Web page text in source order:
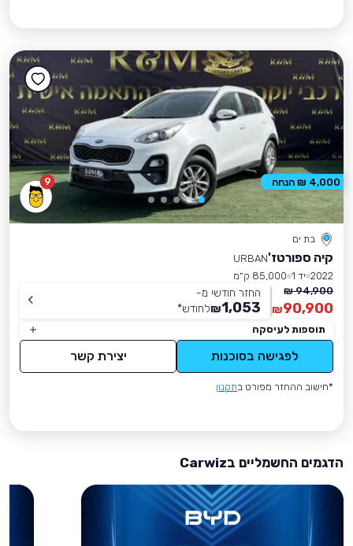
9
בת ים
קיה ספורטז'URBAN
2022 יד 1
85,000 ק״מ
94,900 ₪
90,900
₪
החזר חודשי מ-
1,053
₪לחודש*
תוספות לעיסקה
לפגישה בסוכנות יצירת קשר
*חישוב ההחזר מפורט בתקנון
4,000 ₪ הנחה
הדגמים החשמליים בCarwiz